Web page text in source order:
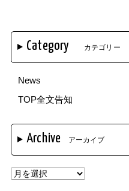
Category カテゴリー
News
TOP全文告知
Archive アーカイブ